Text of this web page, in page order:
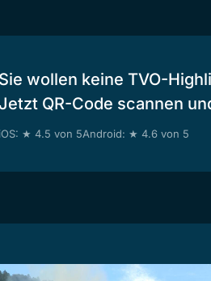
Sie wollen keine TVO-
QR-Code scannen
iOS: ★ 4.5 von 5Android: ★ 4.6 von 5